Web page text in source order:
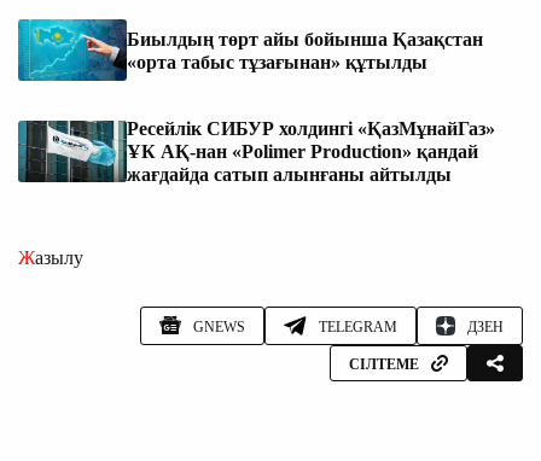
Биылдың төрт айы бойынша Қазақстан
«орта табыс тұзағынан» құтылды
Ресейлік СИБУР холдингі «ҚазМұнайГаз»
ҰК АҚ-нан «Polimer Production» қандай
жағдайда сатып алынғаны айтылды
Жазылу
GNEWS TELEGRAM ДЗЕН
СІЛТЕМЕ